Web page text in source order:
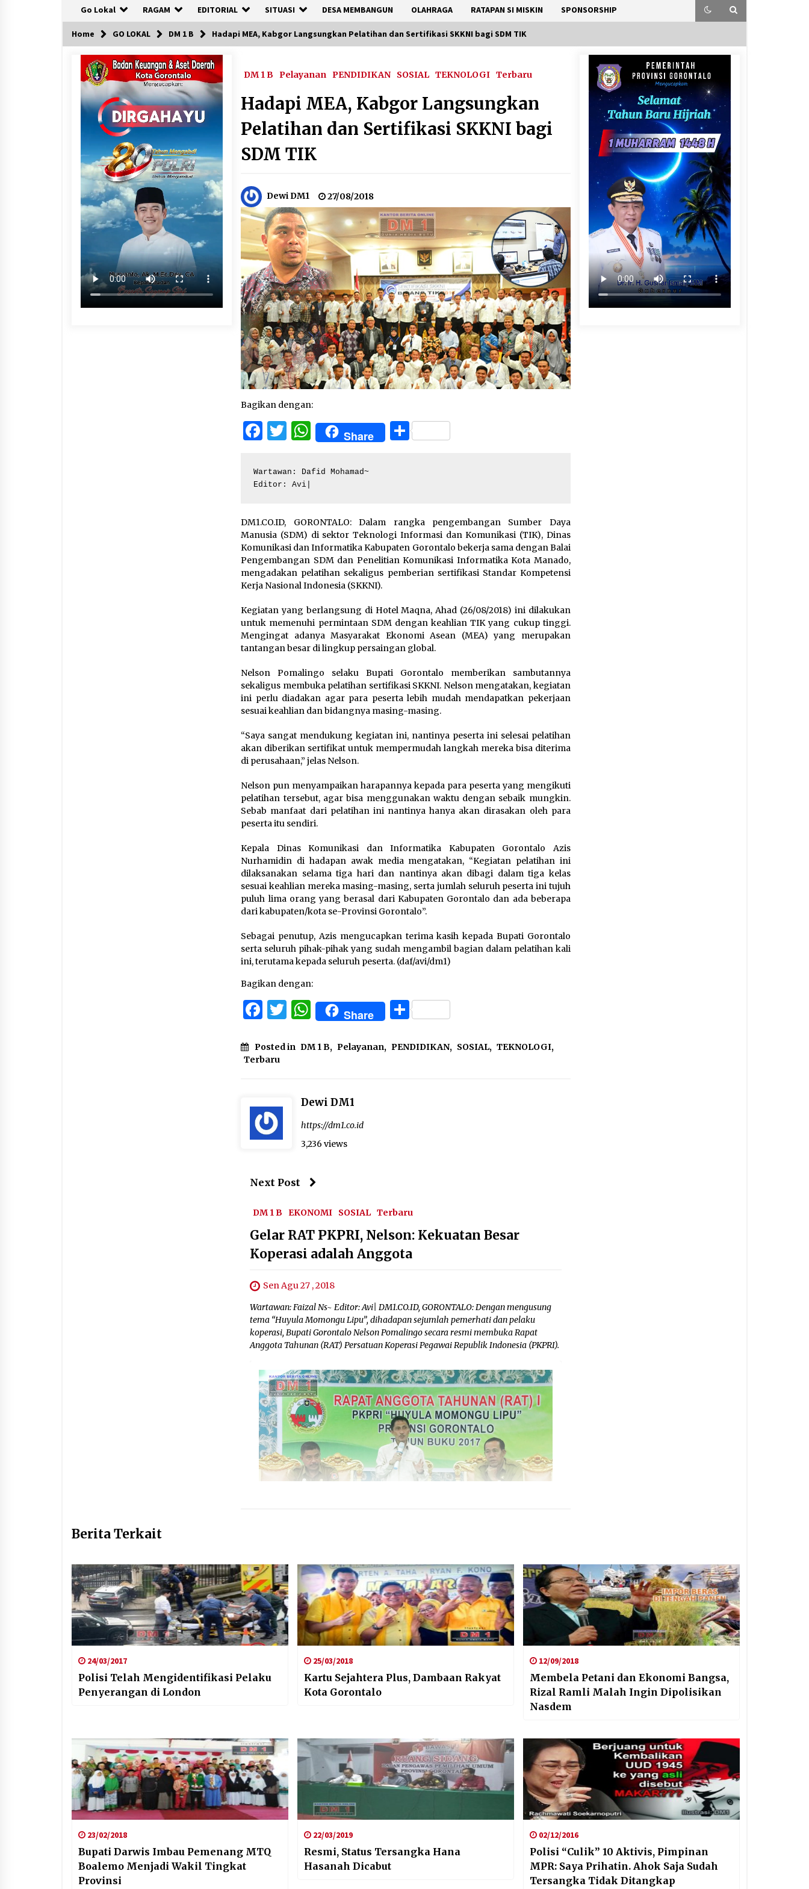
Go Lokal RAGAM EDITORIAL SITUASI DESA MEMBANGUN OLAHRAGA RATAPAN SI MISKIN SPONSORSHIP
Home GO LOKAL DM 1 B Hadapi MEA, Kabgor Langsungkan Pelatihan dan Sertifikasi SKKNI bagi SDM TIK
DM 1 B Pelayanan PENDIDIKAN SOSIAL TEKNOLOGI Terbaru
Hadapi MEA, Kabgor Langsungkan
Pelatihan dan Sertifikasi SKKNI bagi
SDM TIK
Dewi DM1 27/08/2018
Bagikan dengan:
Facebook
Twitter
WhatsApp
Share Share
Wartawan: Dafid Mohamad~
Editor: Avi|
DM1.CO.ID, GORONTALO: Dalam rangka pengembangan Sumber Daya
Manusia (SDM) di sektor Teknologi Informasi dan Komunikasi (TIK), Dinas
Komunikasi dan Informatika Kabupaten Gorontalo bekerja sama dengan Balai
Pengembangan SDM dan Penelitian Komunikasi Informatika Kota Manado,
mengadakan pelatihan sekaligus pemberian sertifikasi Standar Kompetensi
Kerja Nasional Indonesia (SKKNI).
Kegiatan yang berlangsung di Hotel Maqna, Ahad (26/08/2018) ini dilakukan
untuk memenuhi permintaan SDM dengan keahlian TIK yang cukup tinggi.
Mengingat adanya Masyarakat Ekonomi Asean (MEA) yang merupakan
tantangan besar di lingkup persaingan global.
Nelson Pomalingo selaku Bupati Gorontalo memberikan sambutannya
sekaligus membuka pelatihan sertifikasi SKKNI. Nelson mengatakan, kegiatan
ini perlu diadakan agar para peserta lebih mudah mendapatkan pekerjaan
sesuai keahlian dan bidangnya masing-masing.
“Saya sangat mendukung kegiatan ini, nantinya peserta ini selesai pelatihan
akan diberikan sertifikat untuk mempermudah langkah mereka bisa diterima
di perusahaan,” jelas Nelson.
Nelson pun menyampaikan harapannya kepada para peserta yang mengikuti
pelatihan tersebut, agar bisa menggunakan waktu dengan sebaik mungkin.
Sebab manfaat dari pelatihan ini nantinya hanya akan dirasakan oleh para
peserta itu sendiri.
Kepala Dinas Komunikasi dan Informatika Kabupaten Gorontalo Azis
Nurhamidin di hadapan awak media mengatakan, “Kegiatan pelatihan ini
dilaksanakan selama tiga hari dan nantinya akan dibagi dalam tiga kelas
sesuai keahlian mereka masing-masing, serta jumlah seluruh peserta ini tujuh
puluh lima orang yang berasal dari Kabupaten Gorontalo dan ada beberapa
dari kabupaten/kota se-Provinsi Gorontalo”.
Sebagai penutup, Azis mengucapkan terima kasih kepada Bupati Gorontalo
serta seluruh pihak-pihak yang sudah mengambil bagian dalam pelatihan kali
ini, terutama kepada seluruh peserta. (daf/avi/dm1)
Bagikan dengan:
Facebook
Twitter
WhatsApp
Share Share
Posted in DM 1 B, Pelayanan, PENDIDIKAN, SOSIAL, TEKNOLOGI,
Terbaru
Dewi DM1
https://dm1.co.id
3,236 views
Next Post
DM 1 B EKONOMI SOSIAL Terbaru
Gelar RAT PKPRI, Nelson: Kekuatan Besar
Koperasi adalah Anggota
Sen Agu 27 , 2018
Wartawan: Faizal Ns~ Editor: Avi| DM1.CO.ID, GORONTALO: Dengan mengusung
tema “Huyula Momongu Lipu”, dihadapan sejumlah pemerhati dan pelaku
koperasi, Bupati Gorontalo Nelson Pomalingo secara resmi membuka Rapat
Anggota Tahunan (RAT) Persatuan Koperasi Pegawai Republik Indonesia (PKPRI).
Berita Terkait
24/03/2017
Polisi Telah Mengidentifikasi Pelaku
Penyerangan di London
25/03/2018
Kartu Sejahtera Plus, Dambaan Rakyat
Kota Gorontalo
12/09/2018
Membela Petani dan Ekonomi Bangsa,
Rizal Ramli Malah Ingin Dipolisikan
Nasdem
23/02/2018
Bupati Darwis Imbau Pemenang MTQ
Boalemo Menjadi Wakil Tingkat
Provinsi
22/03/2019
Resmi, Status Tersangka Hana
Hasanah Dicabut
02/12/2016
Polisi “Culik” 10 Aktivis, Pimpinan
MPR: Saya Prihatin. Ahok Saja Sudah
Tersangka Tidak Ditangkap